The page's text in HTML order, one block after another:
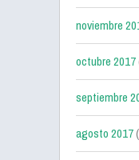
noviembre
octubre 2017
septiembre
agosto 2017